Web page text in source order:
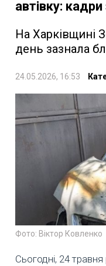
автівку:
На Харківщині
день зазнала
24.05.2026, 16:53
Фото: Віктор Ковленко
Сьогодні, 24